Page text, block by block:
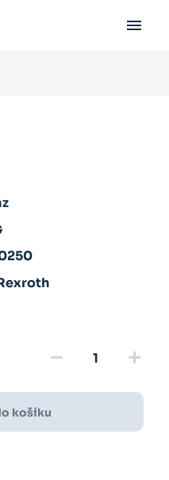

remove add
košíku